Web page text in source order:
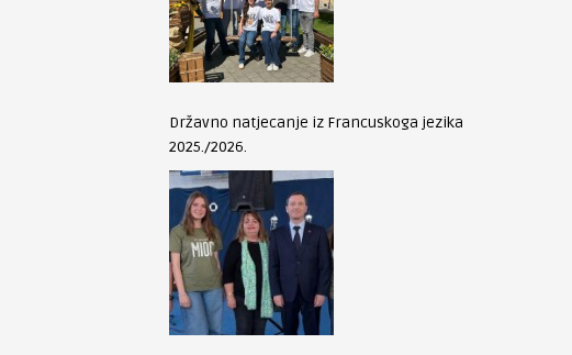
Državno natjecanje iz Francuskoga jezika
2025./2026.